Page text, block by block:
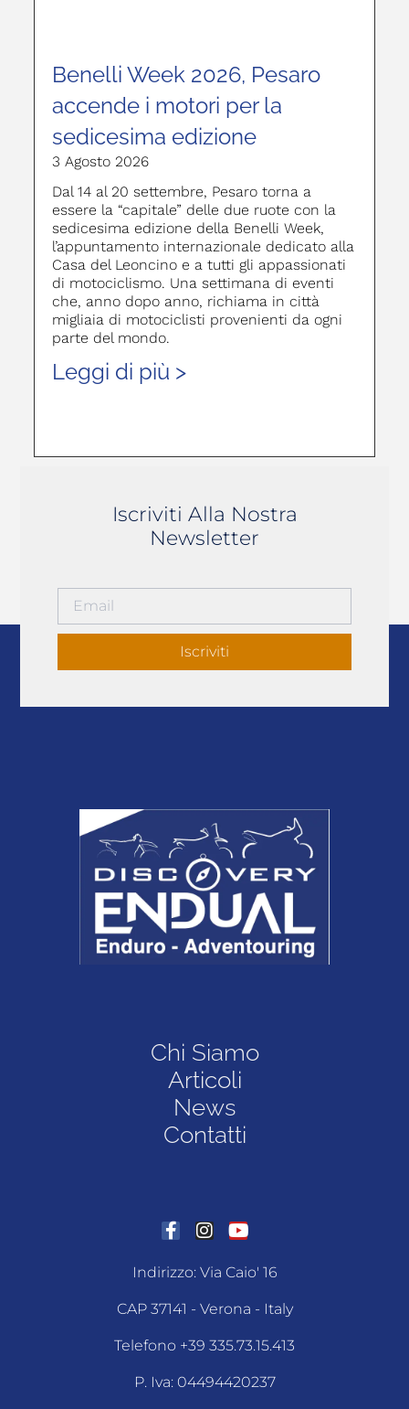
Benelli Week 2026, Pesaro
accende i motori per la
sedicesima edizione
3 Agosto 2026
Dal 14 al 20 settembre, Pesaro torna a
essere la “capitale” delle due ruote con la
sedicesima edizione della Benelli Week,
l’appuntamento internazionale dedicato alla
Casa del Leoncino e a tutti gli appassionati
di motociclismo. Una settimana di eventi
che, anno dopo anno, richiama in città
migliaia di motociclisti provenienti da ogni
parte del mondo.
Leggi di più >
Iscriviti Alla Nostra
Newsletter
Iscriviti
Chi Siamo
Articoli
News
Contatti
Indirizzo: Via Caio' 16
CAP 37141 - Verona - Italy
Telefono +39 335.73.15.413
P. Iva: 04494420237